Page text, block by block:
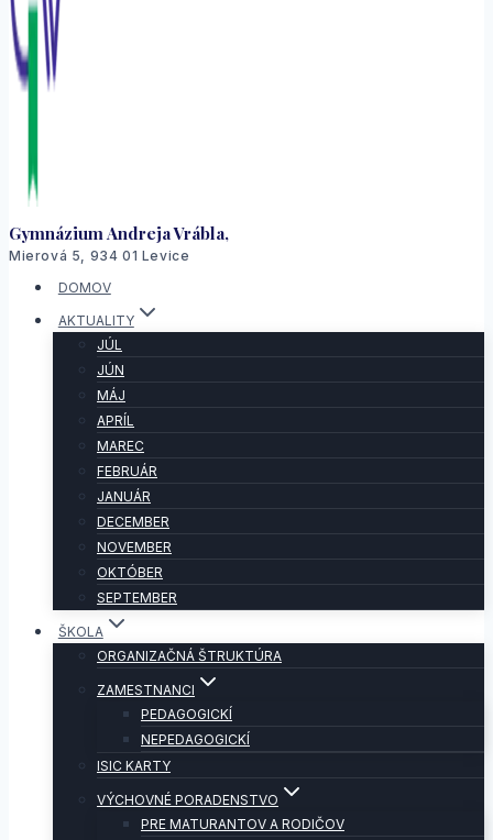
Gymnázium Andreja Vrábla,
Mierová 5, 934 01 Levice
DOMOV
AKTUALITY
JÚL
JÚN
MÁJ
APRÍL
MAREC
FEBRUÁR
JANUÁR
DECEMBER
NOVEMBER
OKTÓBER
SEPTEMBER
ŠKOLA
ORGANIZAČNÁ ŠTRUKTÚRA
ZAMESTNANCI
PEDAGOGICKÍ
NEPEDAGOGICKÍ
ISIC KARTY
VÝCHOVNÉ PORADENSTVO
PRE MATURANTOV A RODIČOV